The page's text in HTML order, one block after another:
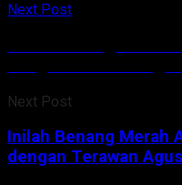
Next Post
Next Post
Inilah Benang Merah
dengan Terawan